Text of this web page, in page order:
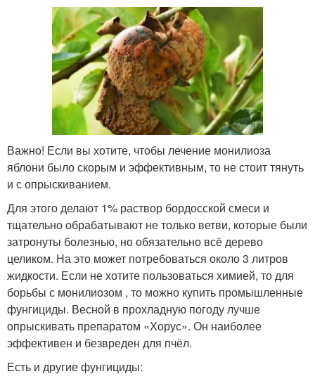
Важно! Если вы хотите, чтобы лечение монилиоза
яблони было скорым и эффективным, то не стоит тянуть
и с опрыскиванием.
Для этого делают 1% раствор бордосской смеси и
тщательно обрабатывают не только ветви, которые были
затронуты болезнью, но обязательно всё дерево
целиком. На это может потребоваться около 3 литров
жидкости. Если не хотите пользоваться химией, то для
борьбы с монилиозом , то можно купить промышленные
фунгициды. Весной в прохладную погоду лучше
опрыскивать препаратом «Хорус». Он наиболее
эффективен и безвреден для пчёл.
Есть и другие фунгициды: